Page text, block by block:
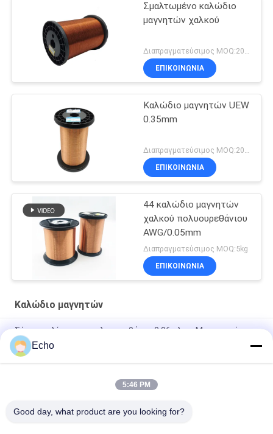
Σμαλτωμένο καλώδιο
μαγνητών χαλκού
ΕΠΙΚΟΙΝΩΝΙΑ
Καλώδιο μαγνητών UEW
0.35mm
ΕΠΙΚΟΙΝΩΝΙΑ
44 καλώδιο μαγνητών
χαλκού πολυουρεθάνιου
AWG/0.05mm
Διαπραγματεύσιμος MOQ:5kg
ΕΠΙΚΟΙΝΩΝΙΑ
Καλώδιο μαγνητών
Σύρμα τυλίγματος πολυουρεθάνης 0,06 χλστ. Μαγνητικό
Σύρμα Χάλκινο Εμαγιέ
0.15mm Εναμελωμένο Χαλκό Τεχνικό Πίνακα Μεγέθους
0.036mm σμαλτωμένο καλώδιο μαγνητών χαλκού για το
Echo
5:46 PM
Good day, what product are you looking for?